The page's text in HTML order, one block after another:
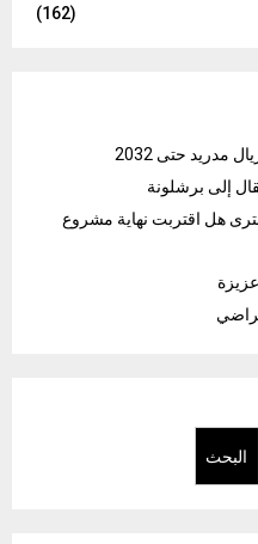
(162)
حتى 2032
إلى برشلونة
هل اقتربت نهاية مشروع
البحث